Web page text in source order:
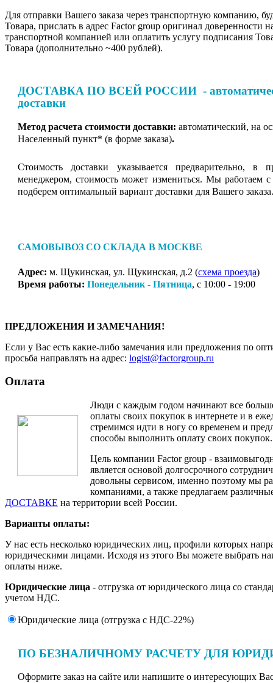
Для отправки Вашего заказа через транспортную компанию,
Товара, прислать в адрес Factor group оригинал доверенности
транспортной компанией или оплатить услугу подписания
Товара (дополнительно ~400 рублей).
ДОСТАВКА ПО ВСЕЙ РОССИИ -
доставки
Метод расчета стоимости доставки: автоматический, на
Населенный пункт* (в форме заказа).
Стоимость доставки указывается предварительно, в
менеджером, стоимость может измениться. Мы работаем
подберем оптимальный вариант доставки для Вашего заказа.
САМОВЫВОЗ СО СКЛАДА В МОСКВЕ
Адрес: м. Щукинская, ул. Щукинская, д.2 (схема проезда)
Время работы: Понедельник - Пятница, с 10:00 - 19:00
ПРЕДЛОЖЕНИЯ И ЗАМЕЧАНИЯ!
Если у Вас есть какие-либо замечания или предложения по
просьба направлять на адрес: logist@factorgroup.ru
Оплата
Люди с каждым годом начинают все
оплаты своих покупок в интернете и в
стремимся идти в ногу со временем и
способы выполнить оплату своих покупок.
Цель компании Factor group -
является основой долгосрочного
довольны сервисом, именно поэтому мы
компаниями, а также предлагаем
ДОСТАВКЕ на территории всей России.
Варианты оплаты:
У нас есть несколько юридических лиц, профили которых
юридическими лицами. Исходя из этого Вы можете выбрать
оплаты ниже.
Юридические лица - отгрузка от юридического лица со
учетом НДС.
Юридические лица (отгрузка c НДС-22%)
ПО БЕЗНАЛИЧНОМУ РАСЧЕТУ ДЛЯ
Оформите заказ на сайте или напишите о интересующих